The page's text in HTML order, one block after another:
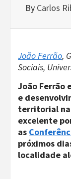
By Carlos
João Ferrão,
Sociais,
João Ferrão
e
territorial
excelente
as
próximos
localidade